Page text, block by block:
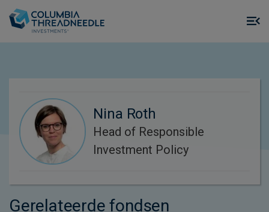
Nina Roth
Head of Responsible
Investment Policy
Gerelateerde fondsen